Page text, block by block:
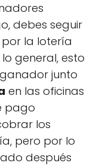
debes seguir
la lotería
general, esto
junto
en las oficinas
pago
los
pero por lo
después